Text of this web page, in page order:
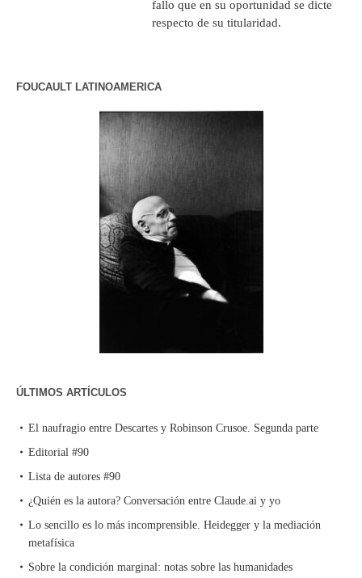
fallo que en su oportunidad se dicte
respecto de su titularidad.
FOUCAULT LATINOAMERICA
ÚLTIMOS ARTÍCULOS
El naufragio entre Descartes y Robinson Crusoe. Segunda parte
Editorial #90
Lista de autores #90
¿Quién es la autora? Conversación entre Claude.ai y yo
Lo sencillo es lo más incomprensible. Heidegger y la mediación
metafísica
Sobre la condición marginal: notas sobre las humanidades